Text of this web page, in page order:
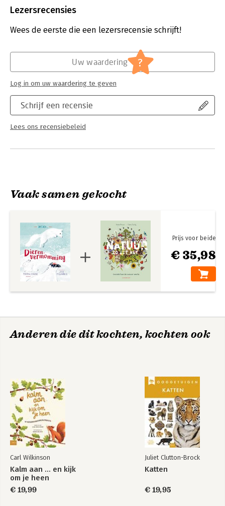
op bladeren lijken tot onderwaterwezens die opgaan in hun
achtergrond: ontdek van alles over de manieren waarop dieren
zich camoufleren.
Druk:
Lezersrecensies
Wees de eerste die een lezersrecensie schrijft!
Schrijf een recensie
Lees ons recensiebeleid
Uw waardering ?
Log in om uw waardering te geven
Vaak samen gekocht
€ 35,98
Prijs voor beide
Anderen die dit kochten, kochten ook
Carl Wilkinson
Kalm aan ... en kijk
om je heen
€ 19,99
Juliet Clutton-Brock
Katten
€ 19,95